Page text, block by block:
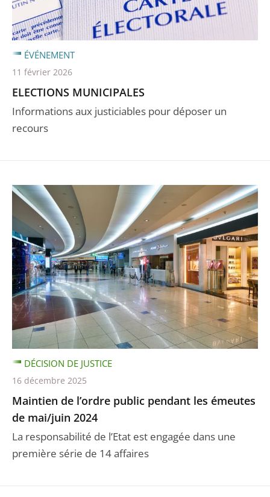
ELECTIONS MUNICIPALES
Informations aux justiciables pour déposer un
recours
ÉVÉNEMENT
11 février 2026
Maintien de l’ordre public pendant les émeutes
de mai/juin 2024
La responsabilité de l’Etat est engagée dans une
première série de 14 affaires
DÉCISION DE JUSTICE
16 décembre 2025